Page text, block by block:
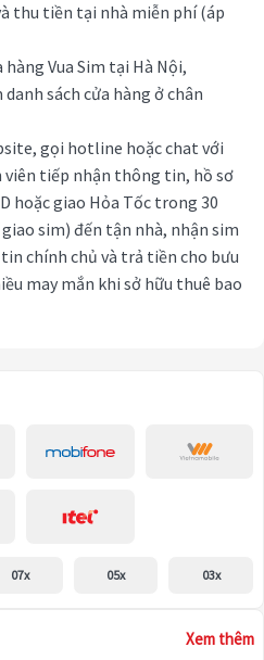
thu tiền tại nhà miễn phí (áp
hàng Vua Sim tại Hà Nội,
sách cửa hàng ở chân
gọi hotline hoặc chat với
viên tiếp nhận thông tin, hồ sơ
hoặc giao Hỏa Tốc trong 30
sim) đến tận nhà, nhận sim
chính chủ và trả tiền cho bưu
may mắn khi sở hữu thuê bao
07x 05x 03x
Xem thêm